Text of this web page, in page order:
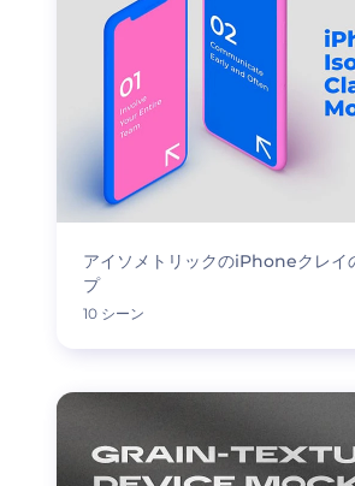
アイソメトリックのiPhoneクレイ
プ
10 シーン